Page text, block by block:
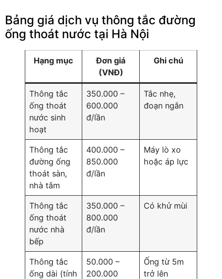
Bảng giá dịch vụ thông tắc đường
ống thoát nước tại Hà Nội
Hạng mục
Đơn giá
(VNĐ)
Ghi chú
Thông tắc
ống thoát
nước sinh
hoạt
350.000 –
600.000
đ/lần
Tắc nhẹ,
đoạn ngắn
Thông tắc
đường ống
thoát sàn,
nhà tắm
400.000 –
850.000
đ/lần
Máy lò xo
hoặc áp lực
Thông tắc
ống thoát
nước nhà
bếp
350.000 –
800.000
đ/lần
Có khử mùi
Thông tắc
ống dài (tính
50.000 –
200.000
Ống từ 5m
trở lên